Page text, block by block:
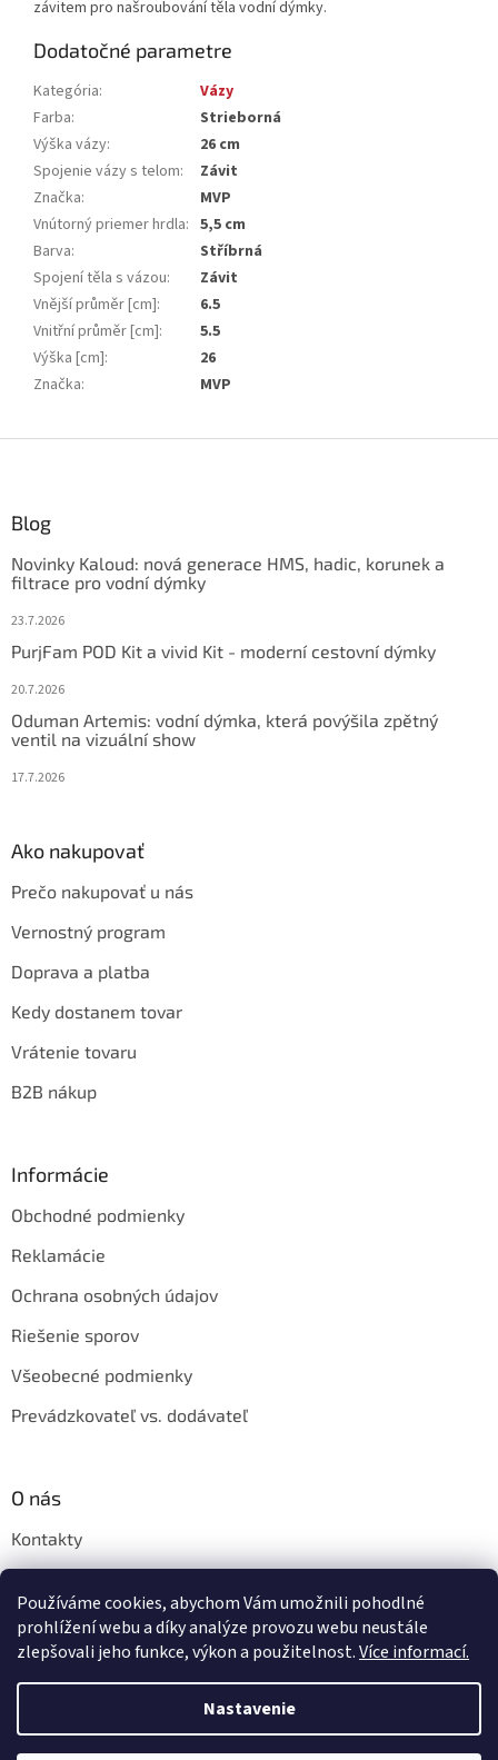
Používáme cookies, abychom Vám umožnili pohodlné
prohlížení webu a díky analýze provozu webu neustále
zlepšovali jeho funkce, výkon a použitelnost.Více informací.
Nastavenie
závitem pro našroubování těla vodní dýmky.
Dodatočné parametre
Kategória:
Vázy
Farba:
Strieborná
Výška vázy:
26 cm
Spojenie vázy s telom:
Závit
Značka:
MVP
Vnútorný priemer hrdla: 5,5 cm
Barva:
Stříbrná
Spojení těla s vázou:
Závit
Vnější průměr [cm]:
6.5
Vnitřní průměr [cm]:
5.5
Výška [cm]:
26
Značka: MVP
Blog
Novinky Kaloud: nová generace HMS, hadic, korunek a
filtrace pro vodní dýmky
23.7.2026
PurjFam POD Kit a vivid Kit - moderní cestovní dýmky
20.7.2026
Oduman Artemis: vodní dýmka, která povýšila zpětný
ventil na vizuální show
17.7.2026
Ako nakupovať
Prečo nakupovať u nás
Vernostný program
Doprava a platba
Kedy dostanem tovar
Vrátenie tovaru
B2B nákup
Informácie
Obchodné podmienky
Reklamácie
Ochrana osobných údajov
Riešenie sporov
Všeobecné podmienky
Prevádzkovateľ vs. dodávateľ
O nás
Kontakty
Napíšte nám
Vytvoril Shoptet